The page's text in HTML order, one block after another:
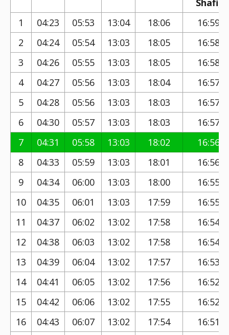
Shafi)
1
04:23 05:53 13:04 18:06
16:59
2
04:24 05:54 13:03 18:05
16:58
3
04:26 05:55 13:03 18:05
16:58
4
04:27 05:56 13:03 18:04
16:57
5
04:28 05:56 13:03 18:03
16:57
6
04:30 05:57 13:03 18:03
16:57
7
04:31 05:58 13:03 18:02
16:56
8
04:33 05:59 13:03 18:01
16:56
9
04:34 06:00 13:03 18:00
16:55
10
04:35 06:01 13:03 17:59
16:55
11
04:37 06:02 13:02 17:58
16:54
12
04:38 06:03 13:02 17:58
16:54
13
04:39 06:04 13:02 17:57
16:53
14
04:41 06:05 13:02 17:56
16:52
15
04:42 06:06 13:02 17:55
16:52
16
04:43 06:07 13:02 17:54
16:51